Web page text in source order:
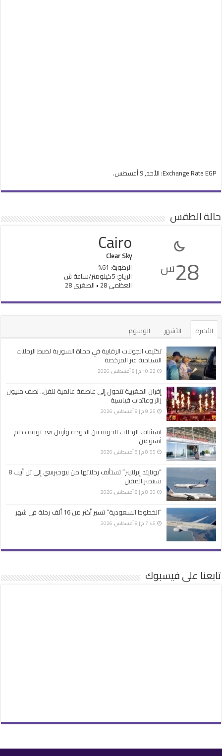
Exchange Rate EGP : الأحد, 9 أغسطس.
حالة الطقس
28س
Cairo
Clear Sky
الرطوبة: 61%
الرياح: 5كيلومتر/ساعة ش
العظمى 28 • الصغرى 28
الأخيرة الأشهر
الوسوم
تكثيف الجولات الرقابية في حماة السورية لضبط الرحلات
السياحية غير ‏المرخصة
10:22 م | 8 أغسطس، 2026
إفران المغربية تتحول إلى عاصمة عالمية للفن.. نصف مليون
زائر وعائدات قياسية
9:25 م | 8 أغسطس، 2026
استئناف الرحلات الجوية بين الدوحة وأربيل بعد توقف دام
أسبوعين
8:55 م | 8 أغسطس، 2026
“يونايتد إيرلاينز” تستأنف رحلاتها من نيوجيرسي إلي تل أبيب 8
سبتمبر المقبل
8:30 م | 8 أغسطس، 2026
“الخطوط السعودية” تسير أكثر من 16 ألف رحلة في شهر
7:45 م | 8 أغسطس، 2026
تابعنا على فيسبوك